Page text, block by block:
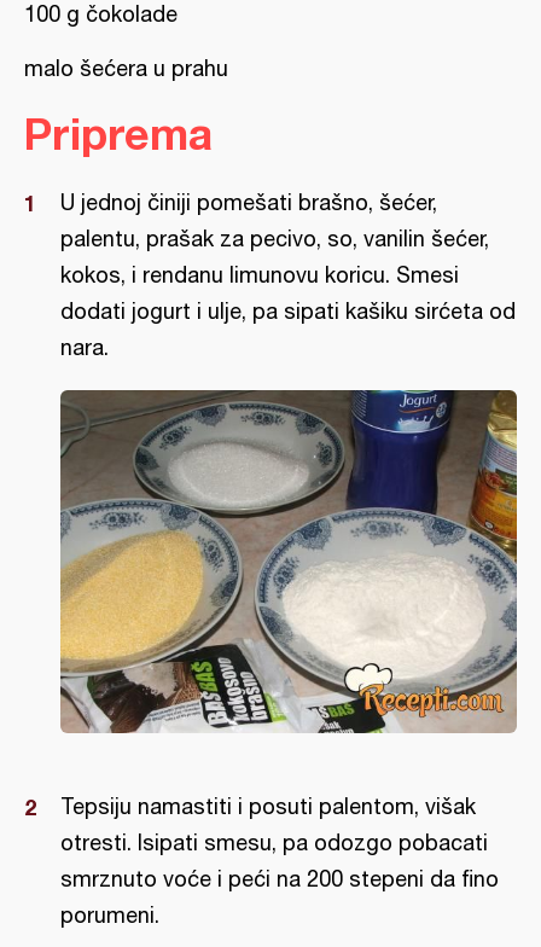
100 g čokolade
malo šećera u prahu
Priprema
U jednoj činiji pomešati brašno, šećer,
palentu, prašak za pecivo, so, vanilin šećer,
kokos, i rendanu limunovu koricu. Smesi
dodati jogurt i ulje, pa sipati kašiku sirćeta od
nara.
Tepsiju namastiti i posuti palentom, višak
otresti. Isipati smesu, pa odozgo pobacati
smrznuto voće i peći na 200 stepeni da fino
porumeni.